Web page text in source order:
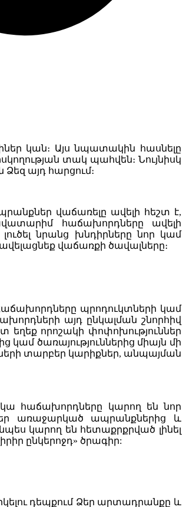
կան։ Այս նպատակին հասնելը
տակ պահվեն։ Նույնիսկ
այդ հարցում։
վաճառելը ավելի հեշտ է,
հաճախորդները ավելի
նրանց խնդիրները նոր կամ
վաճառքի ծավալները։
պրոդուկտների կամ
այդ ընկալման շնորհիվ
եղեք որոշակի փոփոխություններ
ծառայություններից միայն մի
տարբեր կարիքներ, անպայման
հաճախորդները կարող են նոր
առաջարկած ապրանքներից և
կարող են հետաքրքրված լինել
ընկերոջդ» ծրագիր:
դեպքում Ձեր արտադրանքը և